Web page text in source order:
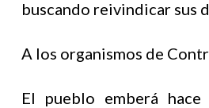
buscando reivindicar sus
A los organismos de
El pueblo emberá